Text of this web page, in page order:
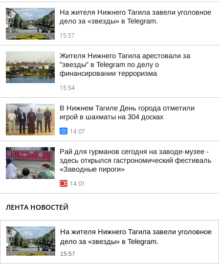
На жителя Нижнего Тагила завели уголовное
дело за «звезды» в Telegram.
15:57
Жителя Нижнего Тагила арестовали за
"звезды" в Telegram по делу о
финансировании терроризма
15:54
В Нижнем Тагиле День города отметили
игрой в шахматы на 304 досках
14:07
Рай для гурманов сегодня на заводе-музее -
здесь открылся гастрономический фестиваль
«Заводные пироги»
14:01
ЛЕНТА НОВОСТЕЙ
На жителя Нижнего Тагила завели уголовное
дело за «звезды» в Telegram.
15:57